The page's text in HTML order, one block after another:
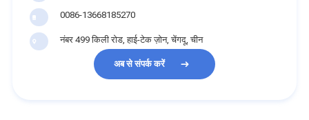
0086-13668185270
नंबर 499 किली रोड, हाई-टेक ज़ोन, चेंगदू, चीन
अब से संपर्क करें